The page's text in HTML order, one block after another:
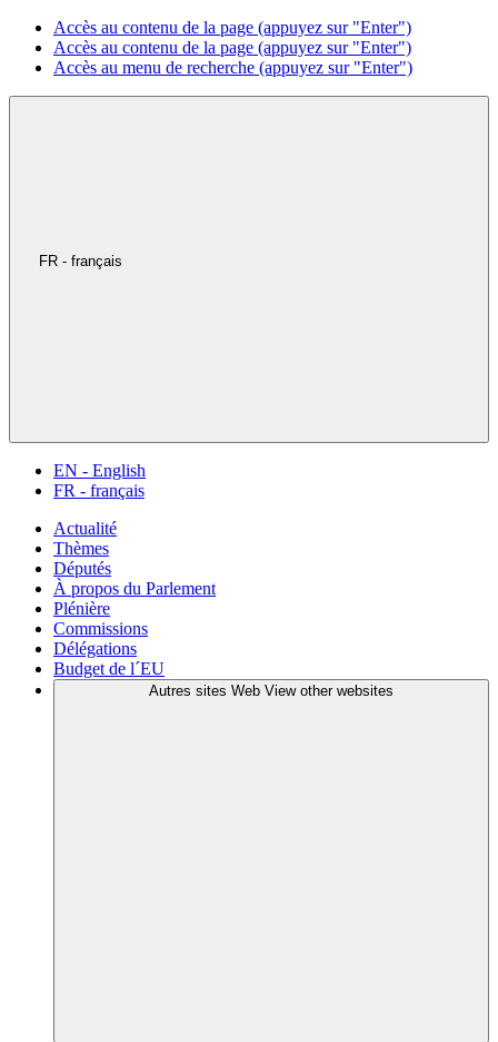
Accès au contenu de la page (appuyez sur "Enter")
Accès au contenu de la page (appuyez sur "Enter")
Accès au menu de recherche (appuyez sur "Enter")
FR - français
EN - English
FR - français
Actualité
Thèmes
Députés
À propos du Parlement
Plénière
Commissions
Délégations
Budget de l´EU
Autres sites Web View other websites